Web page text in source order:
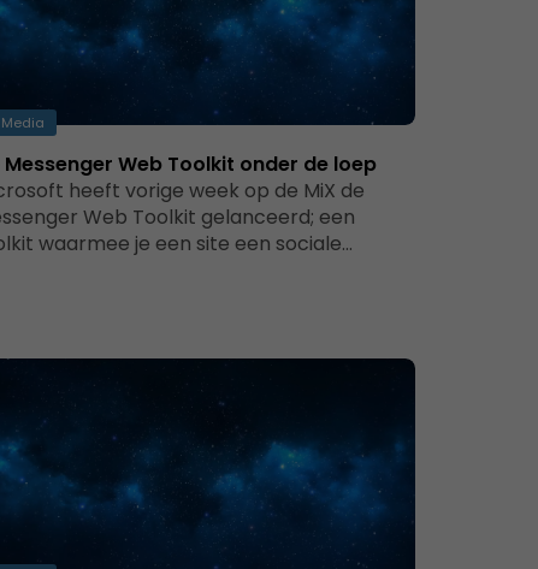
Media
Messenger Web Toolkit onder de loep
heeft vorige week op de MiX de
Web Toolkit gelanceerd; een
waarmee je een site een sociale…